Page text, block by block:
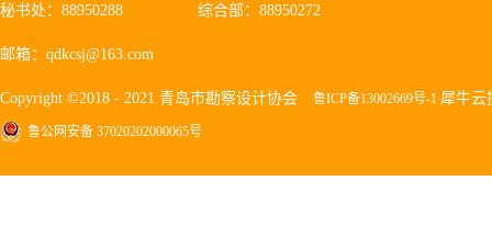
秘书处：88950288 综合部：88950272
邮箱：qdkcsj@163.com
Copyright ©2018 - 2021 青岛市勘察设计协会 鲁ICP备13002669号-1 犀牛云
鲁公网安备 37020202000065号